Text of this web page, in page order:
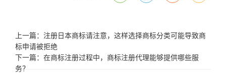
上一篇： 注册日本商标请注意，这样选择商标分类可能导致商
标申请被拒绝
下一篇： 在商标注册过程中，商标注册代理能够提供哪些服
务？